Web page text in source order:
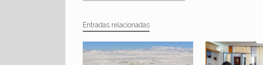
Entradas relacionadas